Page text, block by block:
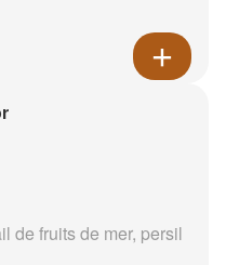
de fruits de mer, persil